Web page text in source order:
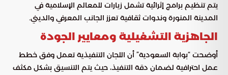
يتم تنظيم برامج إثرائية تشمل زيارات للمعالم الإسلامية في
المدينة المنورة وندوات ثقافية تعزز الجانب المعرفي والديني.
الجاهزية التشغيلية ومعايير الجودة
أوضحت “بوابة السعودية” أن اللجان التنفيذية تعمل وفق خطط
عمل احترافية لضمان دقة التنفيذ، حيث يتم التنسيق بشكل مكثف